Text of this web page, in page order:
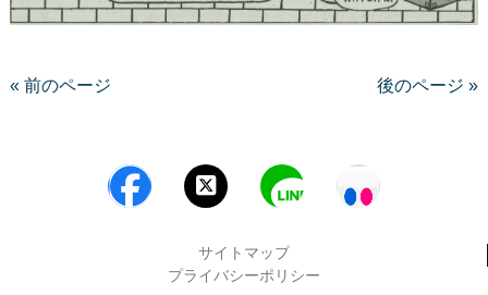
« 前のページ 後のページ »
サイトマップ
プライバシーポリシー